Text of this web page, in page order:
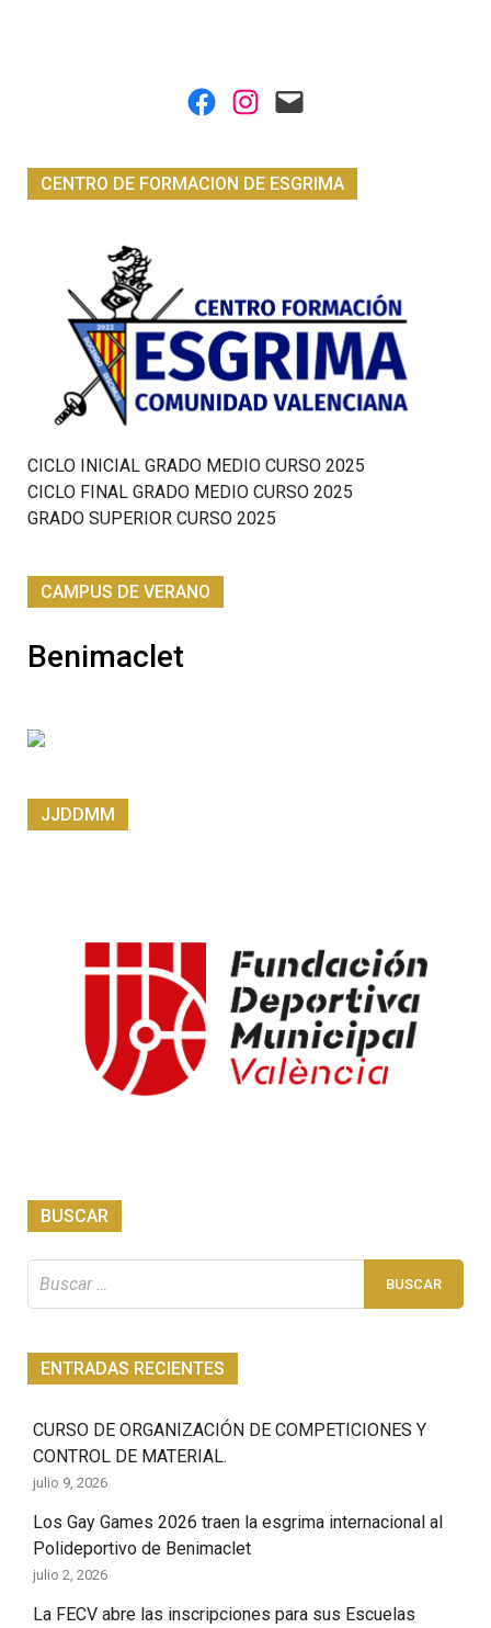
Facebook
Instagram
Mail
CENTRO DE FORMACION DE ESGRIMA
CICLO INICIAL GRADO MEDIO CURSO 2025
CICLO FINAL GRADO MEDIO CURSO 2025
GRADO SUPERIOR CURSO 2025
CAMPUS DE VERANO
Benimaclet
JJDDMM
BUSCAR
ENTRADAS RECIENTES
CURSO DE ORGANIZACIÓN DE COMPETICIONES Y
CONTROL DE MATERIAL.
julio 9, 2026
Los Gay Games 2026 traen la esgrima internacional al
Polideportivo de Benimaclet
julio 2, 2026
La FECV abre las inscripciones para sus Escuelas